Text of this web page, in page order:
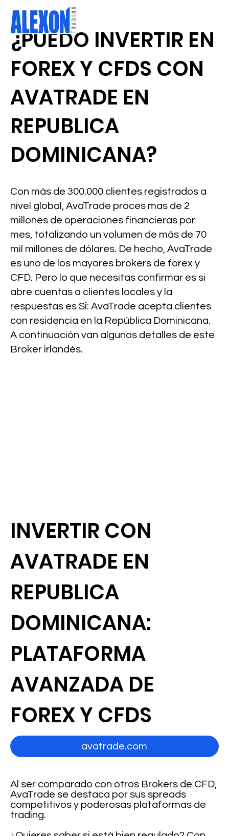
¿PUEDO INVERTIR EN
FOREX Y CFDS CON
AVATRADE EN
REPUBLICA
DOMINICANA?
Con más de 300.000 clientes registrados a
nivel global, AvaTrade proces mas de 2
millones de operaciones financieras por
mes, totalizando un volumen de más de 70
mil millones de dólares. De hecho, AvaTrade
es uno de los mayores brokers de forex y
CFD. Pero lo que necesitas confirmar es si
abre cuentas a clientes locales y la
respuestas es Si: AvaTrade acepta clientes
con residencia en la República Dominicana.
A continuación van algunos detalles de este
Broker irlandés.
Al ser comparado con otros Brokers de CFD,
AvaTrade se destaca por sus spreads
competitivos y poderosas plataformas de
trading.
INVERTIR CON
AVATRADE EN
REPUBLICA
DOMINICANA:
PLATAFORMA
AVANZADA DE
FOREX Y CFDS
avatrade.com